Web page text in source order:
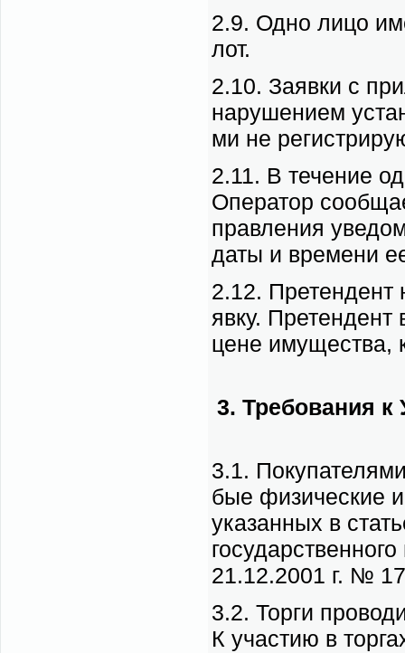
2.9. Од­но ли­цо
лот.
2.10. За­яв­ки с
на­ру­ше­ни­ем
ми не
2.11. В те­че­ние
Опе­ра­тор
прав­ле­ния
да­ты и вре­ме­ни
2.12. Пре­тен­дент
яв­ку.
цене иму­ще­ства,
3. Тре­бо­ва­ния к
3.1.
бые физи­че­ские
ука­зан­ных в
21.12.2001 г. №
3.2. Тор­ги
К уча­стию в